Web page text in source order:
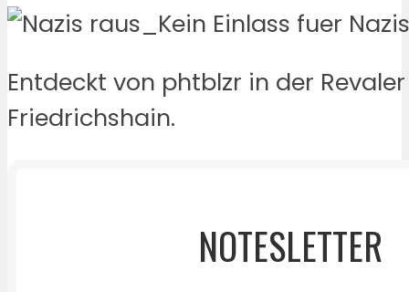
Entdeckt von phtblzr in der
Friedrichshain.
NOTESLETTER